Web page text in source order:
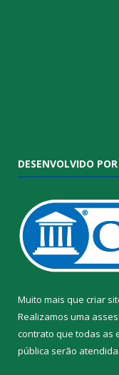
DESENVOLVIDO
Muito mais que criar
Realizamos uma
contrato que todas as
pública serão